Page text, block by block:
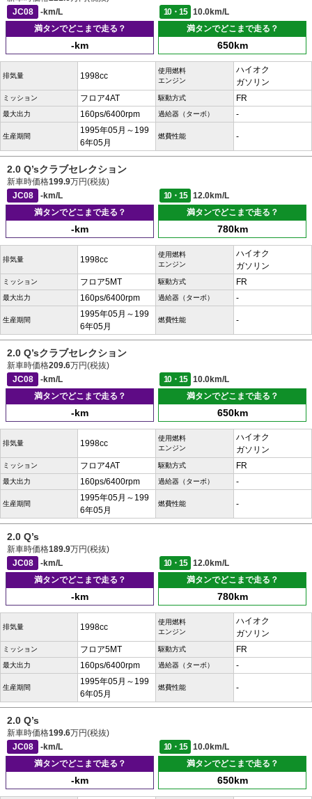
JC08
-km/L 10・15
10.0km/L
満タンでどこまで走る？
-km
満タンでどこまで走る？
650km
排気量 1998cc
使用燃料
エンジン
ハイオク
ガソリン
ミッション フロア4AT 駆動方式 FR
最大出力 160ps/6400rpm 過給器（ターボ） -
生産期間
1995年05月～199
6年05月
燃費性能 -
2.0 Q’sクラブセレクション
新車時価格199.9万円(税抜)
JC08
-km/L 10・15
12.0km/L
満タンでどこまで走る？
-km
満タンでどこまで走る？
780km
排気量 1998cc
使用燃料
エンジン
ハイオク
ガソリン
ミッション フロア5MT 駆動方式 FR
最大出力 160ps/6400rpm 過給器（ターボ） -
生産期間
1995年05月～199
6年05月
燃費性能 -
2.0 Q’sクラブセレクション
新車時価格209.6万円(税抜)
JC08
-km/L 10・15
10.0km/L
満タンでどこまで走る？
-km
満タンでどこまで走る？
650km
排気量 1998cc
使用燃料
エンジン
ハイオク
ガソリン
ミッション フロア4AT 駆動方式 FR
最大出力 160ps/6400rpm 過給器（ターボ） -
生産期間
1995年05月～199
6年05月
燃費性能 -
2.0 Q’s
新車時価格189.9万円(税抜)
JC08
-km/L 10・15
12.0km/L
満タンでどこまで走る？
-km
満タンでどこまで走る？
780km
排気量 1998cc
使用燃料
エンジン
ハイオク
ガソリン
ミッション フロア5MT 駆動方式 FR
最大出力 160ps/6400rpm 過給器（ターボ） -
生産期間
1995年05月～199
6年05月
燃費性能 -
2.0 Q’s
新車時価格199.6万円(税抜)
JC08
-km/L 10・15
10.0km/L
満タンでどこまで走る？
-km
満タンでどこまで走る？
650km